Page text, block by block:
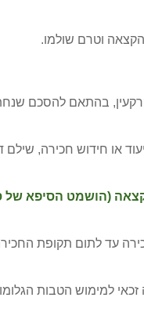
בהתאם להסכם
עסקת שינוי היעוד או חידוש
זכות החכירה עד לתום
זכאי למימוש הטבות